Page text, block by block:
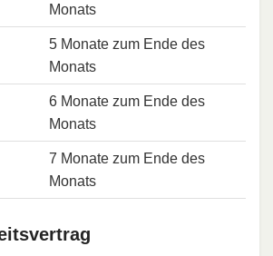
Monats
5 Monate zum Ende des
Monats
6 Monate zum Ende des
Monats
7 Monate zum Ende des
Monats